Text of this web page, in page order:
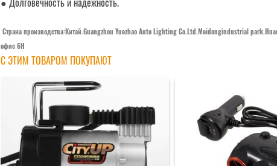
Страна производства:Китай.Guangzhou Yuezhao Auto Lighting Co.Ltd.Meidongindustrial
офис 6Н
С ЭТИМ ТОВАРОМ ПОКУПАЮТ